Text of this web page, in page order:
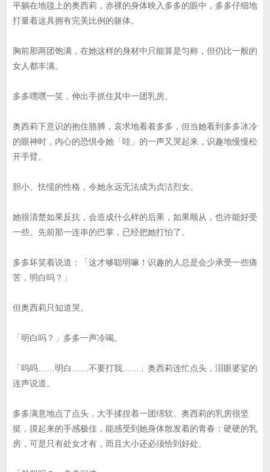
平躺在地毯上的奥西莉，赤裸的身体映入多多的眼中，多多仔细地
打量着这具拥有完美比例的躯体。
胸前那两团饱满，在她这样的身材中只能算是匀称，但仍比一般的
女人都丰满。
多多嘿嘿一笑，伸出手抓住其中一团乳房。
奥西莉下意识的抱住胳膊，哀求地看着多多，但当她看到多多冰冷
的眼神时，内心的恐惧令她「哇」的一声又哭起来，识趣地慢慢松
开手臂。
胆小、怯懦的性格，令她永远无法成为贞洁烈女。
她很清楚如果反抗，会造成什么样的后果，如果顺从，也许能好受
一些。先前那一连串的巴掌，已经把她打怕了。
多多坏笑着说道：「这才够聪明嘛！识趣的人总是会少承受一些痛
苦，明白吗？」
但奥西莉只知道哭。
「明白吗？」多多一声冷喝。
「呜呜……明白……不要打我……」奥西莉连忙点头，泪眼婆娑的
连声说道。
多多满意地点了点头，大手揉捏着一团绵软。奥西莉的乳房很坚
挺，摸起来的手感极佳，能感受到她身体散发着的青春：硬硬的乳
房，可是只有处女才有，而且大小还必须恰到好处。